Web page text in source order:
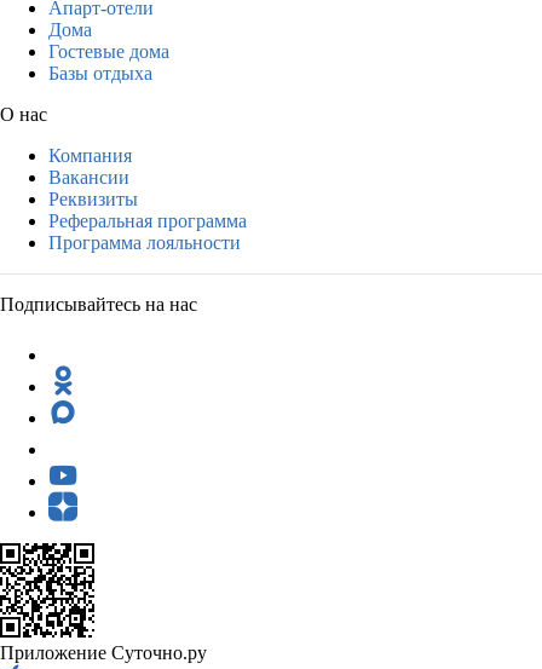
Апарт-отели
Дома
Гостевые дома
Базы отдыха
О нас
Компания
Вакансии
Реквизиты
Реферальная программа
Программа лояльности
Подписывайтесь на нас
Приложение Суточно.ру